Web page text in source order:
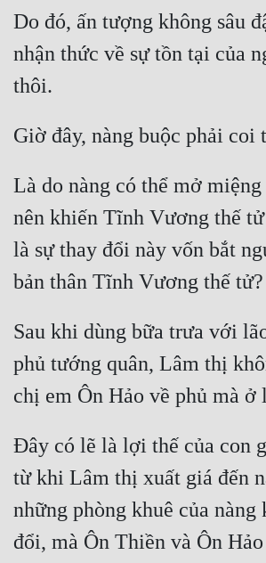
Góc Nhìn Nam
Góc Nhìn Nữ
Huyền Huyễn
Hài Hước
Hệ Thống
Học Đường
Khoa Huyễn Không Gian
Kinh Dị
Kiếm Hiệp
Kỳ Huyễn
Kỳ Ảo
Linh Dị
Làm Giàu
Do đó, ấn tượng không sâu
nhận thức về sự tồn tại của
Là do nàng có thể mở
nên khiến Tĩnh Vương thế
là sự thay đổi này vốn bắt
Sau khi dùng bữa trưa với
phủ tướng quân, Lâm thị
Đây có lẽ là lợi thế của con
từ khi Lâm thị xuất giá đến
những phòng khuê của nàng
đổi, mà Ôn Thiền và Ôn